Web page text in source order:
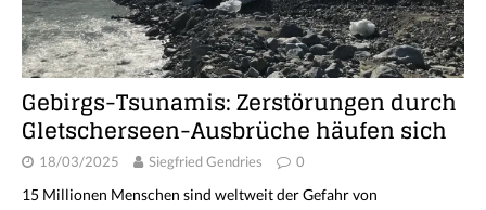
Gebirgs-Tsunamis: Zerstörungen durch
Gletscherseen-Ausbrüche häufen sich
18/03/2025 Siegfried Gendries 0
15 Millionen Menschen sind weltweit der Gefahr von